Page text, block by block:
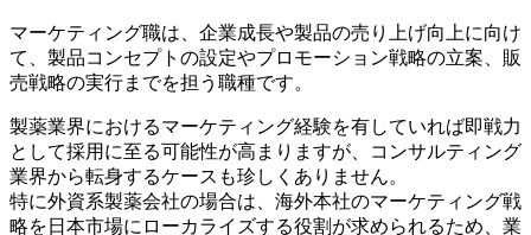
マーケティング職は、企業成長や製品の売り上げ向上に向け
て、製品コンセプトの設定やプロモーション戦略の立案、販
売戦略の実行までを担う職種です。
製薬業界におけるマーケティング経験を有していれば即戦力
として採用に至る可能性が高まりますが、コンサルティング
業界から転身するケースも珍しくありません。
特に外資系製薬会社の場合は、海外本社のマーケティング戦
略を日本市場にローカライズする役割が求められるため、業